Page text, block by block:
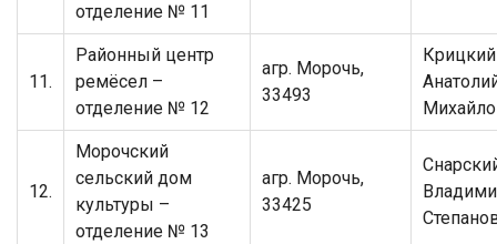
отделение № 11
11.
Районный центр
ремёсел –
отделение № 12
агр. Морочь,
33493
Крицкий
12.
Морочский
сельский дом
культуры –
отделение № 13
агр. Морочь,
33425